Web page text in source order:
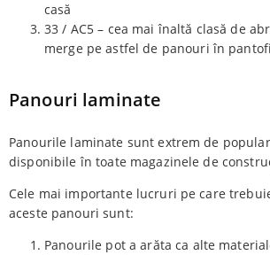
casă
33 / AC5 – cea mai înaltă clasă de
merge pe astfel de panouri în
Panouri laminate
Panourile laminate sunt extrem de
disponibile în toate magazinele de
Cele mai importante lucruri pe care
aceste panouri sunt:
Panourile pot a arăta ca alte